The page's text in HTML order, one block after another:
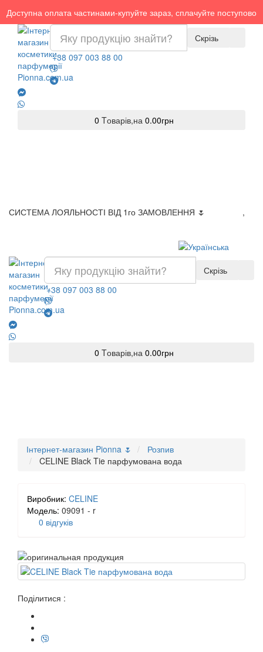
Доступна оплата частинами-купуйте зараз, сплачуйте поступово
Скрізь
+38 097 003 88 00
0 Tоварів,на 0.00грн
СИСТЕМА ЛОЯЛЬНОСТІ ВІД 1го ЗАМОВЛЕННЯ 🌷
,
Скрізь
+38 097 003 88 00
0 Tоварів,на 0.00грн
Інтернет-магазин Pionna 🌷
Розпив
CELINE Black Tie парфумована вода
Виробник: CELINE
Модель: 09091 - r
0 відгуків
Поділитися :